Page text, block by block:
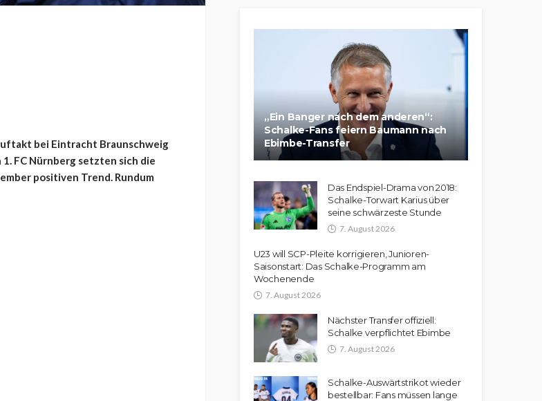
bei Eintracht Braunschweig
FC Nürnberg setzten sich die
positiven Trend. Rundum
„Ein Banger nach dem anderen“:
Schalke-Fans feiern Baumann nach
Ebimbe-Transfer
Das Endspiel-Drama von 2018:
Schalke-Torwart Karius über
seine schwärzeste Stunde
7. August 2026
U23 will SCP-Pleite korrigieren, Junioren-
Saisonstart: Das Schalke-Programm am
Wochenende
7. August 2026
Nächster Transfer offiziell:
Schalke verpflichtet Ebimbe
7. August 2026
Schalke-Auswärtstrikot wieder
bestellbar: Fans müssen lange